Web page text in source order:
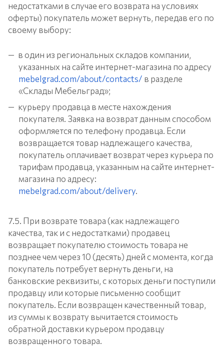
недостатками в случае его возврата на условиях
оферты) покупатель может вернуть, передав его по
своему выбору:
в один из региональных складов компании,
указанных на сайте интернет-магазина по адресу
mebelgrad.com/about/contacts/ в разделе
«Склады Мебельград»;
курьеру продавца в месте нахождения
покупателя. Заявка на возврат данным способом
оформляется по телефону продавца. Если
возвращается товар надлежащего качества,
покупатель оплачивает возврат через курьера по
тарифам продавца, указанным на сайте интернет-
магазина по адресу:
mebelgrad.com/about/delivery.
7.5. При возврате товара (как надлежащего
качества, так и с недостатками) продавец
возвращает покупателю стоимость товара не
позднее чем через 10 (десять) дней с момента, когда
покупатель потребует вернуть деньги, на
банковские реквизиты, с которых деньги поступили
продавцу или которые письменно сообщит
покупатель. Если возвращен качественный товар,
из суммы к возврату вычитается стоимость
обратной доставки курьером продавцу
возвращенного товара.